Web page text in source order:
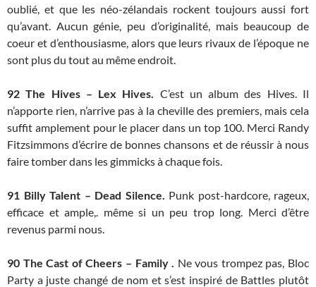
oublié, et que les néo-zélandais rockent toujours aussi fort
qu’avant. Aucun génie, peu d’originalité, mais beaucoup de
coeur et d’enthousiasme, alors que leurs rivaux de l’époque ne
sont plus du tout au même endroit.
92 The Hives – Lex Hives. C’est un album des Hives. Il
n’apporte rien, n’arrive pas à la cheville des premiers, mais cela
suffit amplement pour le placer dans un top 100. Merci Randy
Fitzsimmons d’écrire de bonnes chansons et de réussir à nous
faire tomber dans les gimmicks à chaque fois.
91 Billy Talent – Dead Silence. Punk post-hardcore, rageux,
efficace et ample,. même si un peu trop long. Merci d’être
revenus parmi nous.
90 The Cast of Cheers – Family . Ne vous trompez pas, Bloc
Party a juste changé de nom et s’est inspiré de Battles plutôt